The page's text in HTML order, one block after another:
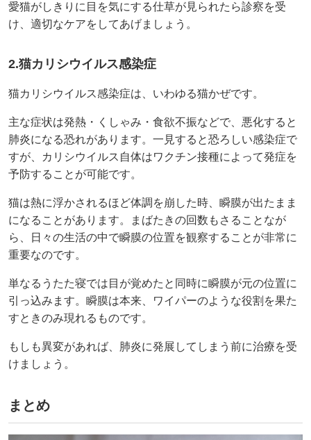
愛猫がしきりに目を気にする仕草が見られたら診察を受
け、適切なケアをしてあげましょう。
2.猫カリシウイルス感染症
猫カリシウイルス感染症は、いわゆる猫かぜです。
主な症状は発熱・くしゃみ・食欲不振などで、悪化すると
肺炎になる恐れがあります。一見すると恐ろしい感染症で
すが、カリシウイルス自体はワクチン接種によって発症を
予防することが可能です。
猫は熱に浮かされるほど体調を崩した時、瞬膜が出たまま
になることがあります。まばたきの回数もさることなが
ら、日々の生活の中で瞬膜の位置を観察することが非常に
重要なのです。
単なるうたた寝では目が覚めたと同時に瞬膜が元の位置に
引っ込みます。瞬膜は本来、ワイパーのような役割を果た
すときのみ現れるものです。
もしも異変があれば、肺炎に発展してしまう前に治療を受
けましょう。
まとめ